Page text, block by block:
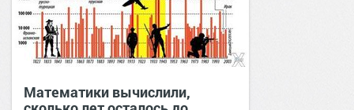
Математики вычислили,